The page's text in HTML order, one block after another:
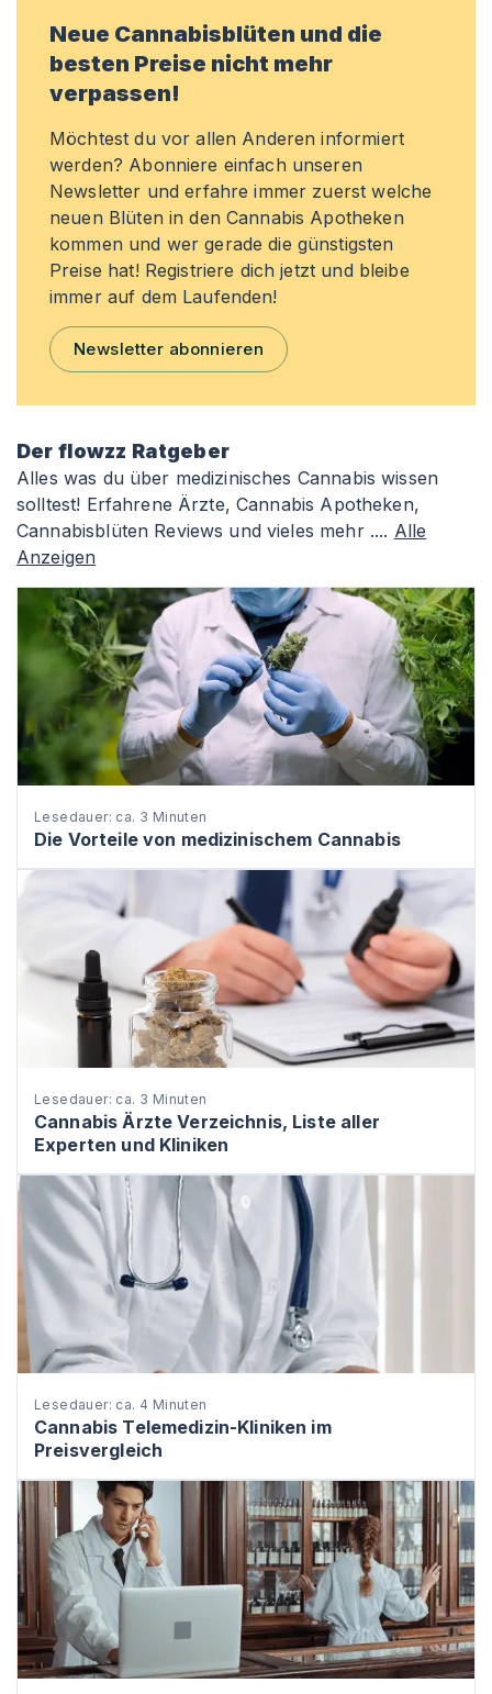
Neue Cannabisblüten und die
besten Preise nicht mehr
verpassen!
Möchtest du vor allen Anderen informiert
werden? Abonniere einfach unseren
Newsletter und erfahre immer zuerst welche
neuen Blüten in den Cannabis Apotheken
kommen und wer gerade die günstigsten
Preise hat! Registriere dich jetzt und bleibe
immer auf dem Laufenden!
Newsletter abonnieren
Der flowzz Ratgeber
Alles was du über medizinisches Cannabis wissen
solltest! Erfahrene Ärzte, Cannabis Apotheken,
Cannabisblüten Reviews und vieles mehr .... Alle
Anzeigen
Lesedauer: ca. 3 Minuten
Die Vorteile von medizinischem Cannabis
Lesedauer: ca. 3 Minuten
Cannabis Ärzte Verzeichnis, Liste aller
Experten und Kliniken
Lesedauer: ca. 4 Minuten
Cannabis Telemedizin-Kliniken im
Preisvergleich